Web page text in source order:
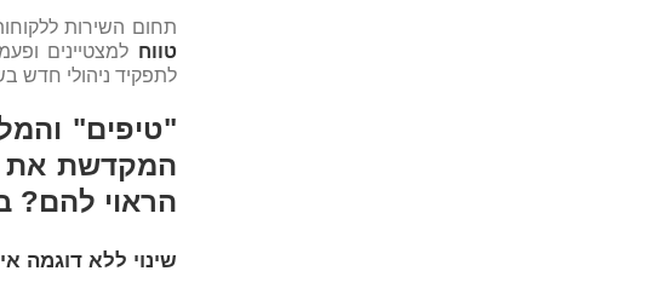
תחום השירות
טווח למצטיינים
לתפקיד ניהולי חדש
"טיפים"
המקדשת את
הראוי להם?
שינוי ללא דוגמה